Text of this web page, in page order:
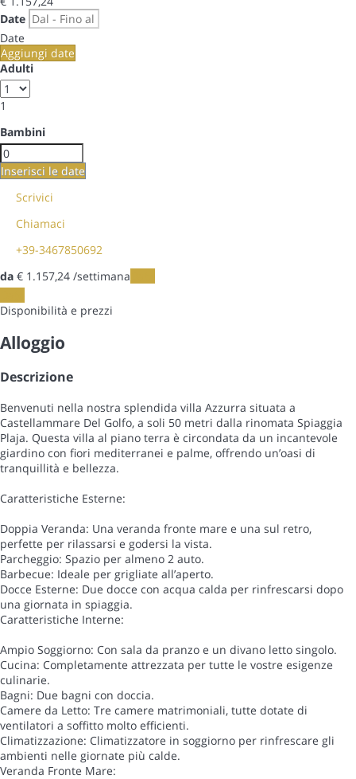
Date
Date
Aggiungi date
Adulti
1
Bambini
Inserisci le date
Scrivici
Chiamaci
+39-3467850692
da € 1.157,24 /settimana
Disponibilità e prezzi
Alloggio
Descrizione
Benvenuti nella nostra splendida villa Azzurra situata a
Castellammare Del Golfo, a soli 50 metri dalla rinomata Spiaggia
Plaja. Questa villa al piano terra è circondata da un incantevole
giardino con fiori mediterranei e palme, offrendo un’oasi di
tranquillità e bellezza.
Caratteristiche Esterne:
Doppia Veranda: Una veranda fronte mare e una sul retro,
perfette per rilassarsi e godersi la vista.
Parcheggio: Spazio per almeno 2 auto.
Barbecue: Ideale per grigliate all’aperto.
Docce Esterne: Due docce con acqua calda per rinfrescarsi dopo
una giornata in spiaggia.
Caratteristiche Interne:
Ampio Soggiorno: Con sala da pranzo e un divano letto singolo.
Cucina: Completamente attrezzata per tutte le vostre esigenze
culinarie.
Bagni: Due bagni con doccia.
Camere da Letto: Tre camere matrimoniali, tutte dotate di
ventilatori a soffitto molto efficienti.
Climatizzazione: Climatizzatore in soggiorno per rinfrescare gli
ambienti nelle giornate più calde.
Veranda Fronte Mare: